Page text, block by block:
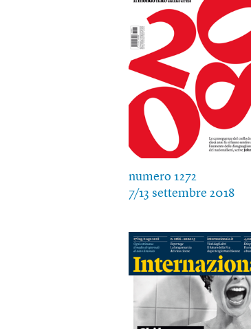
numero 1272
7/13 settembre 2018